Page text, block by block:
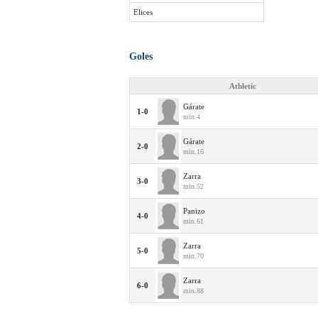
Elices
Goles
Athletic
1-0
Gárate
min.4
2-0
Gárate
min.16
3-0
Zarra
min.52
4-0
Panizo
min.61
5-0
Zarra
min.70
6-0
Zarra
min.88